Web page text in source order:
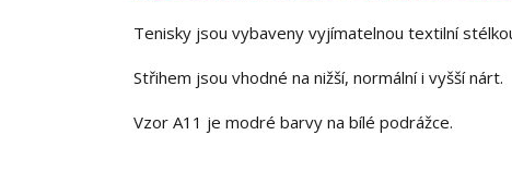
Tenisky jsou vybaveny vyjímatelnou textilní
Střihem jsou vhodné na nižší, normální i vyšší nárt.
Vzor A11 je modré barvy na bílé podrážce.